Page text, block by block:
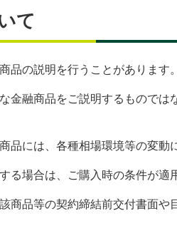
て
品の説明を行うことがあります。
金融商品をご説明するもので
品には、各種相場環境等の変動
る場合は、ご購入時の条件が適
商品等の契約締結前交付書面や